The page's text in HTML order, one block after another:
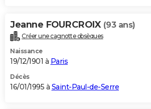
Jeanne FOURCROIX (93 ans)
Créer une cagnotte obsèques
Naissance
19/12/1901 à Paris
Décès
16/01/1995 à Saint-Paul-de-Serre